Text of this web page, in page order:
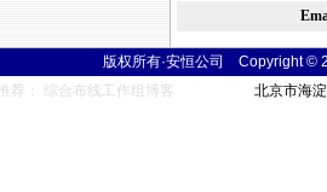
版权所有·安恒公司 Copyright
推荐： 综合布线工作组博客 北京市海淀